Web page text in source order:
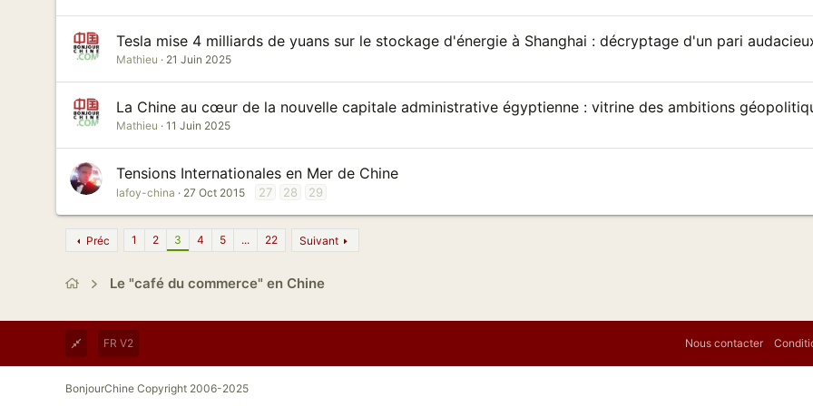
Tesla mise 4 milliards de yuans sur le stockage d'énergie à Shanghai : décryptage d'un pari
Mathieu 21 Juin 2025
La Chine au cœur de la nouvelle capitale administrative égyptienne : vitrine des ambitions
Mathieu 11 Juin 2025
Tensions Internationales en Mer de Chine
lafoy-china 27 Oct 2015 27 28 29
Préc 1 2 3 4 5 ... 22 Suivant
Le "café du commerce" en Chine
FR V2 Nous contacter
BonjourChine Copyright 2006-2025